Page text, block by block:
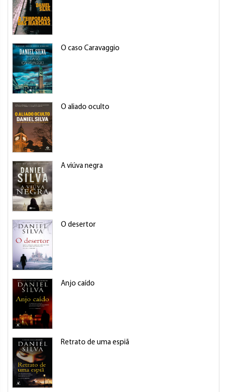
O caso Caravaggio
O aliado oculto
A viúva negra
O desertor
Anjo caído
Retrato de uma espiã